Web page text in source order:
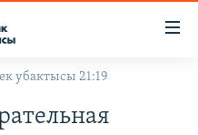
убактысы 21:19